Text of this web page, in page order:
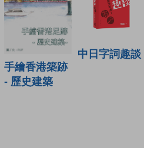
手繪香港築跡
- 歷史建築
中日字詞趣談